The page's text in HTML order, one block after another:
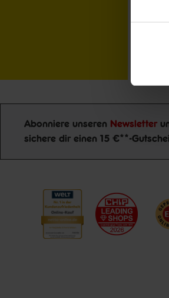
Newsletter Anmeldung
Abonniere unseren Newsletter
sichere dir einen 15 €**-